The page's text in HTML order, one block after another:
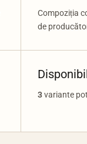
Compoziția
de
3variante